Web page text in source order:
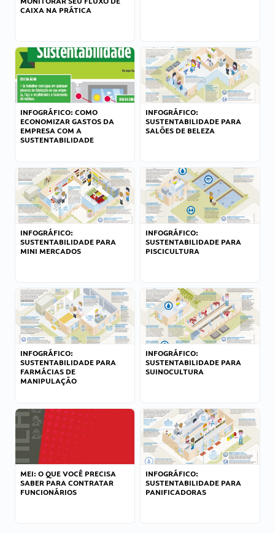
CAIXA NA PRÁTICA
INFOGRÁFICO: COMO
ECONOMIZAR GASTOS DA
EMPRESA COM A
SUSTENTABILIDADE
INFOGRÁFICO:
SUSTENTABILIDADE PARA
SALÕES DE BELEZA
INFOGRÁFICO:
SUSTENTABILIDADE PARA
MINI MERCADOS
INFOGRÁFICO:
SUSTENTABILIDADE PARA
PISCICULTURA
INFOGRÁFICO:
SUSTENTABILIDADE PARA
FARMÁCIAS DE
MANIPULAÇÃO
INFOGRÁFICO:
SUSTENTABILIDADE PARA
SUINOCULTURA
MEI: O QUE VOCÊ PRECISA
SABER PARA CONTRATAR
FUNCIONÁRIOS
INFOGRÁFICO:
SUSTENTABILIDADE PARA
PANIFICADORAS